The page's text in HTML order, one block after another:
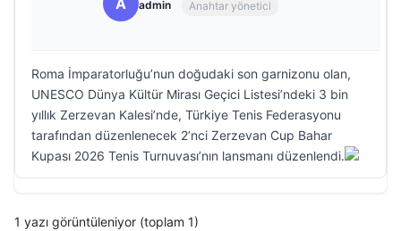
A admin Anahtar yönetici
Roma İmparatorluğu’nun doğudaki son garnizonu olan,
UNESCO Dünya Kültür Mirası Geçici Listesi’ndeki 3 bin
yıllık Zerzevan Kalesi’nde, Türkiye Tenis Federasyonu
tarafından düzenlenecek 2’nci Zerzevan Cup Bahar
Kupası 2026 Tenis Turnuvası’nın lansmanı düzenlendi.
1 yazı görüntüleniyor (toplam 1)